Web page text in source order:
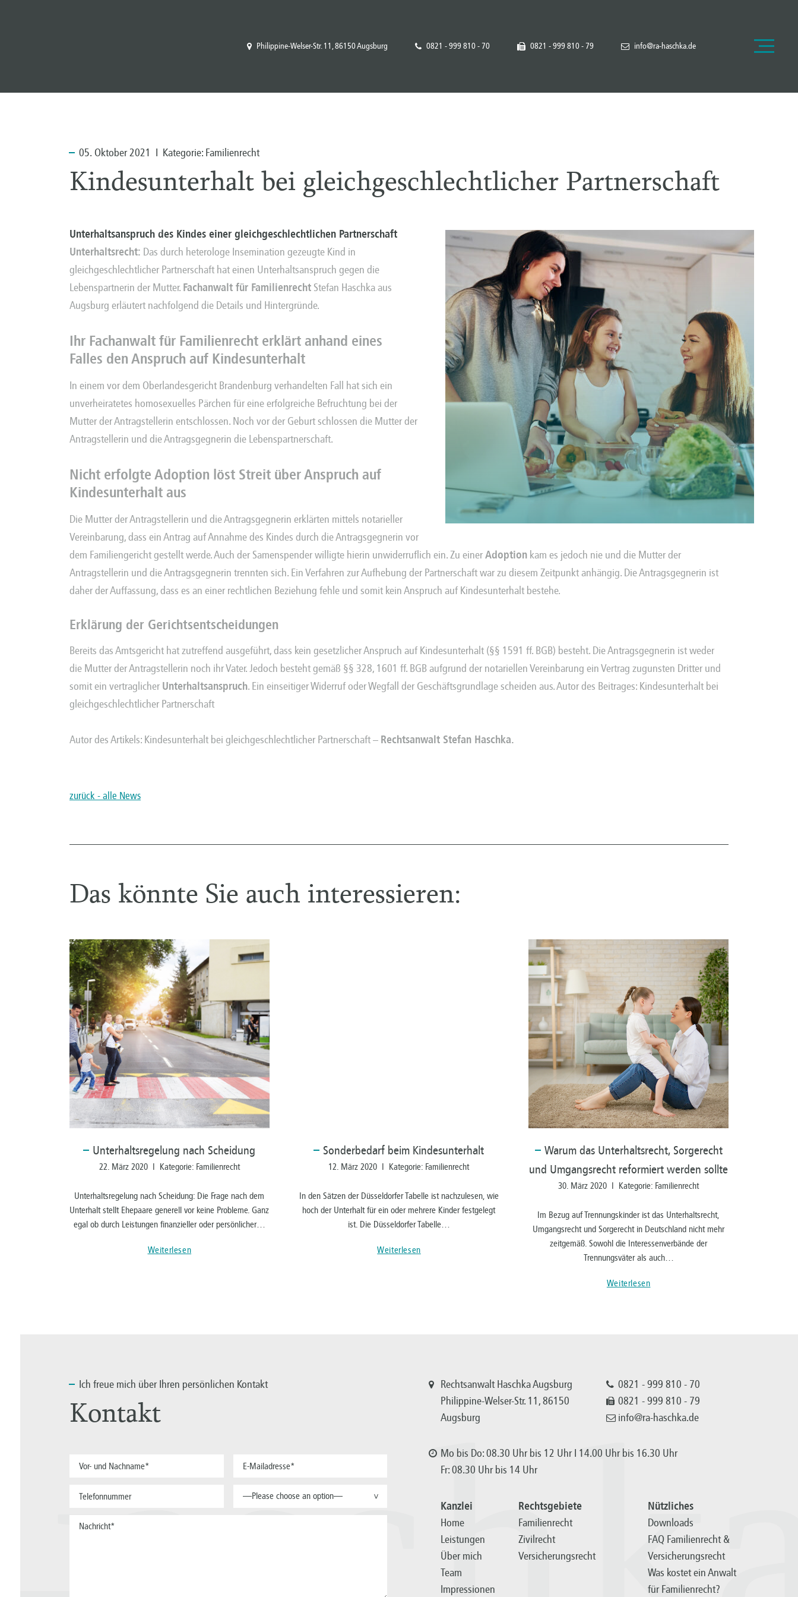
Philippine-Welser-Str. 11, 86150 Augsburg 0821 - 999 810 - 70 0821 - 999 810 - 79 info@ra-haschka.de
05. Oktober 2021 I Kategorie: Familienrecht
Kindesunterhalt bei gleichgeschlechtlicher Partnerschaft
Unterhaltsanspruch des Kindes einer gleichgeschlechtlichen Partnerschaft
Unterhaltsrecht: Das durch heterologe Insemination gezeugte Kind in
gleichgeschlechtlicher Partnerschaft hat einen Unterhaltsanspruch gegen die
Lebenspartnerin der Mutter. Fachanwalt für Familienrecht Stefan Haschka aus
Augsburg erläutert nachfolgend die Details und Hintergründe.
Ihr Fachanwalt für Familienrecht erklärt anhand eines
Falles den Anspruch auf Kindesunterhalt
In einem vor dem Oberlandesgericht Brandenburg verhandelten Fall hat sich ein
unverheiratetes homosexuelles Pärchen für eine erfolgreiche Befruchtung bei der
Mutter der Antragstellerin entschlossen. Noch vor der Geburt schlossen die Mutter der
Antragstellerin und die Antragsgegnerin die Lebenspartnerschaft.
Nicht erfolgte Adoption löst Streit über Anspruch auf
Kindesunterhalt aus
Die Mutter der Antragstellerin und die Antragsgegnerin erklärten mittels notarieller
Vereinbarung, dass ein Antrag auf Annahme des Kindes durch die Antragsgegnerin vor
dem Familiengericht gestellt werde. Auch der Samenspender willigte hierin unwiderruflich ein. Zu einerAdoption kam es jedoch nie und die Mutter der
Antragstellerin und die Antragsgegnerin trennten sich. Ein Verfahren zur Aufhebung der Partnerschaft war zu diesem Zeitpunkt anhängig. Die Antragsgegnerin ist
daher der Auffassung, dass es an einer rechtlichen Beziehung fehle und somit kein Anspruch auf Kindesunterhalt bestehe.
Erklärung der Gerichtsentscheidungen
Bereits das Amtsgericht hat zutreffend ausgeführt, dass kein gesetzlicher Anspruch auf Kindesunterhalt (§§ 1591 ff. BGB) besteht. Die Antragsgegnerin ist weder
die Mutter der Antragstellerin noch ihr Vater. Jedoch besteht gemäß §§ 328, 1601 ff. BGB aufgrund der notariellen Vereinbarung ein Vertrag zugunsten Dritter und
somit ein vertraglicher Unterhaltsanspruch. Ein einseitiger Widerruf oder Wegfall der Geschäftsgrundlage scheiden aus. Autor des Beitrages: Kindesunterhalt bei
gleichgeschlechtlicher Partnerschaft
Autor des Artikels: Kindesunterhalt bei gleichgeschlechtlicher Partnerschaft – Rechtsanwalt Stefan Haschka.
zurück - alle News
Das könnte Sie auch interessieren:
Unterhaltsregelung nach Scheidung
22. März 2020 I Kategorie: Familienrecht
Unterhaltsregelung nach Scheidung: Die Frage nach dem
Unterhalt stellt Ehepaare generell vor keine Probleme. Ganz
egal ob durch Leistungen finanzieller oder persönlicher…
Weiterlesen
Sonderbedarf beim Kindesunterhalt
12. März 2020 I Kategorie: Familienrecht
In den Sätzen der Düsseldorfer Tabelle ist nachzulesen, wie
hoch der Unterhalt für ein oder mehrere Kinder festgelegt
ist. Die Düsseldorfer Tabelle…
Weiterlesen
Warumdas Unterhaltsrecht, Sorgerecht
und Umgangsrecht reformiert werden sollte
30. März 2020 I Kategorie: Familienrecht
Im Bezug auf Trennungskinder ist das Unterhaltsrecht,
Umgangsrecht und Sorgerecht in Deutschland nicht mehr
zeitgemäß. Sowohl die Interessenverbände der
Trennungsväter als auch…
Weiterlesen
Ich freue mich über Ihren persönlichen Kontakt
Kontakt
—Please choose an option— >
Rechtsanwalt Haschka Augsburg
Philippine-Welser-Str. 11, 86150
Augsburg
0821 - 999 810 - 70
0821 - 999 810 - 79
info@ra-haschka.de
Mo bis Do: 08.30 Uhr bis 12 Uhr I 14.00 Uhr bis 16.30 Uhr
Fr: 08.30 Uhr bis 14 Uhr
Kanzlei
Home
Leistungen
Über mich
Team
Impressionen
Rechtsgebiete
Familienrecht
Zivilrecht
Versicherungsrecht
Nützliches
Downloads
FAQ Familienrecht &
Versicherungsrecht
Was kostet ein Anwalt
für Familienrecht?